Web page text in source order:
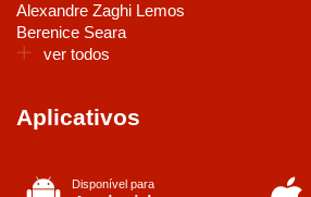
Alexandre Zaghi Lemos
Berenice Seara
ver todos
Aplicativos
Disponível para